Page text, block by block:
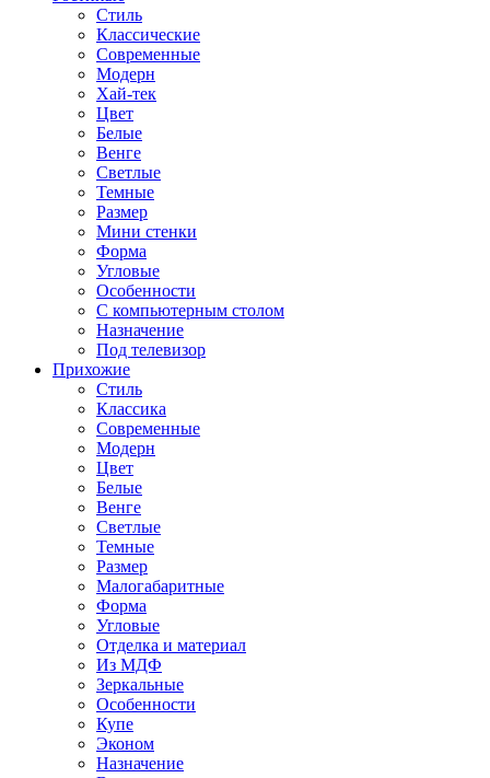
Стиль
Классические
Современные
Модерн
Хай-тек
Цвет
Белые
Венге
Светлые
Темные
Размер
Мини стенки
Форма
Угловые
Особенности
С компьютерным столом
Назначение
Под телевизор
Прихожие
Стиль
Классика
Современные
Модерн
Цвет
Белые
Венге
Светлые
Темные
Размер
Малогабаритные
Форма
Угловые
Отделка и материал
Из МДФ
Зеркальные
Особенности
Купе
Эконом
Назначение